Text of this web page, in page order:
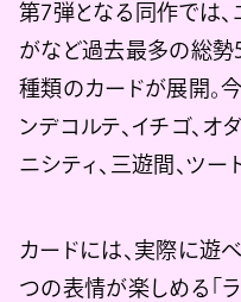
第7弾となる同作では、
がなど過去最多の総勢
種類のカードが展開。
ンデコルテ、イチゴ、オ
ニシティ、三遊間、ツー
カードには、実際に遊
つの表情が楽しめる「